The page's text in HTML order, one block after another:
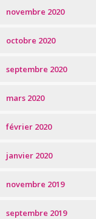
novembre 2020
octobre 2020
septembre 2020
mars 2020
février 2020
janvier 2020
novembre 2019
septembre 2019